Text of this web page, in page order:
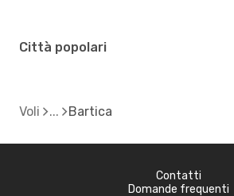
Città popolari
Voli Bartica
Contatti
Domande frequenti